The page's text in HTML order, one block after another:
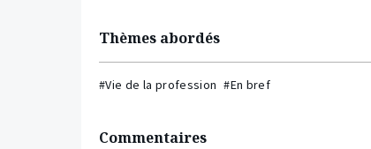
Thèmes abordés
#Vie de la profession #En bref
Commentaires